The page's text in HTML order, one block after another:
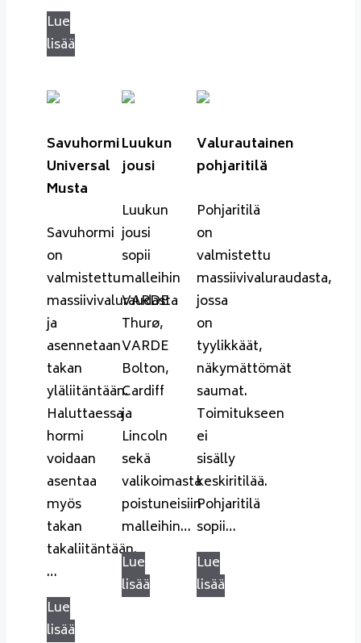
Lue
lisää
Savuhormi
Universal
Musta
Savuhormi
on
valmistettu
massiivivaluraudasta
ja
asennetaan
takan
yläliitäntään.
Haluttaessa
hormi
voidaan
asentaa
myös
takan
takaliitäntään.
…
Lue
lisää
Luukun
jousi
Luukun
jousi
sopii
malleihin
VARDE
Thurø,
VARDE
Bolton,
Cardiff
ja
Lincoln
sekä
valikoimasta
poistuneisiin
malleihin…
Lue
lisää
Valurautainen
pohjaritilä
Pohjaritilä
on
valmistettu
massiivivaluraudasta,
jossa
on
tyylikkäät,
näkymättömät
saumat.
Toimitukseen
ei
sisälly
keskiritilää.
Pohjaritilä
sopii…
Lue
lisää